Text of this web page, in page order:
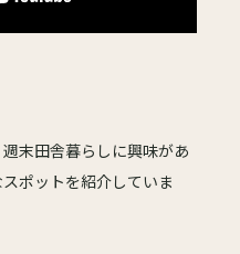
末田舎暮らしに興味があ
ポットを紹介していま